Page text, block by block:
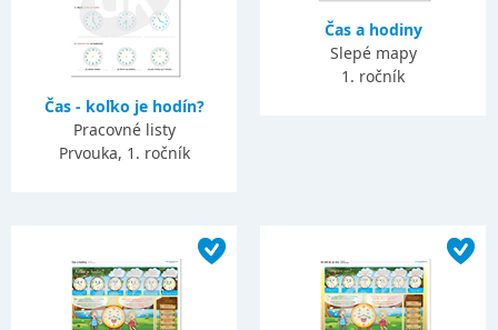
Čas - koľko je hodín?
Pracovné listy
Prvouka, 1. ročník
Čas a hodiny
Slepé mapy
1. ročník